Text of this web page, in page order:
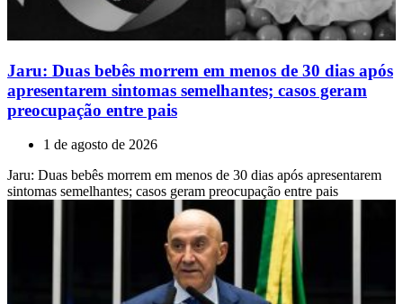
Jaru: Duas bebês morrem em menos de 30 dias após
apresentarem sintomas semelhantes; casos geram
preocupação entre pais
1 de agosto de 2026
Jaru: Duas bebês morrem em menos de 30 dias após apresentarem
sintomas semelhantes; casos geram preocupação entre pais